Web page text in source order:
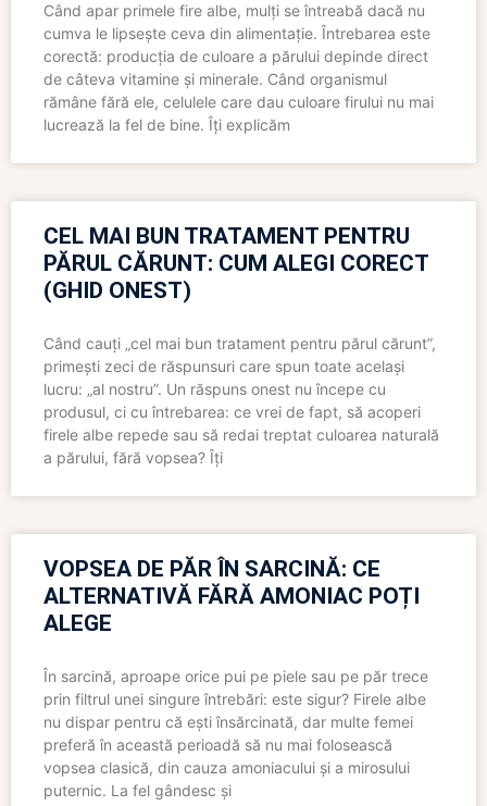
Când apar primele fire albe, mulți se întreabă dacă nu
cumva le lipsește ceva din alimentație. Întrebarea este
corectă: producția de culoare a părului depinde direct
de câteva vitamine și minerale. Când organismul
rămâne fără ele, celulele care dau culoare firului nu mai
lucrează la fel de bine. Îți explicăm
CEL MAI BUN TRATAMENT PENTRU
PĂRUL CĂRUNT: CUM ALEGI CORECT
(GHID ONEST)
Când cauți „cel mai bun tratament pentru părul cărunt”,
primești zeci de răspunsuri care spun toate același
lucru: „al nostru”. Un răspuns onest nu începe cu
produsul, ci cu întrebarea: ce vrei de fapt, să acoperi
firele albe repede sau să redai treptat culoarea naturală
a părului, fără vopsea? Îți
VOPSEA DE PĂR ÎN SARCINĂ: CE
ALTERNATIVĂ FĂRĂ AMONIAC POȚI
ALEGE
În sarcină, aproape orice pui pe piele sau pe păr trece
prin filtrul unei singure întrebări: este sigur? Firele albe
nu dispar pentru că ești însărcinată, dar multe femei
preferă în această perioadă să nu mai folosească
vopsea clasică, din cauza amoniacului și a mirosului
puternic. La fel gândesc și